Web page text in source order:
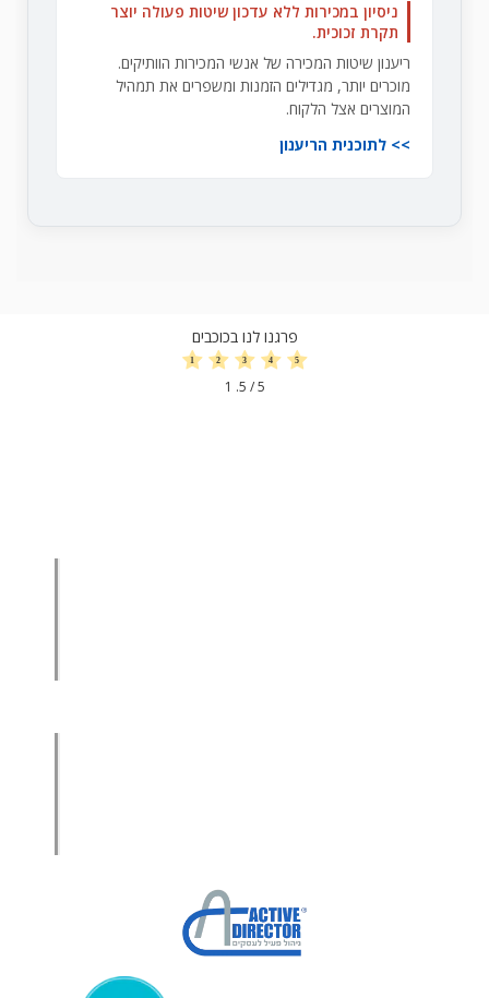
ניסיון במכירות ללא עדכון שיטות פעולה יוצר
תקרת זכוכית.
ריענון שיטות המכירה של אנשי המכירות הוותיקים.
מוכרים יותר, מגדילים הזמנות ומשפרים את תמהיל
המוצרים אצל הלקוח.
לתוכנית הריענון
פרגנו לנו בכוכבים
5
/ 5.
1